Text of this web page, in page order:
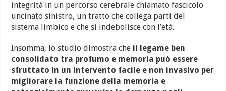
integrità in un percorso cerebrale chiamato fascicolo
uncinato sinistro, un tratto che collega parti del
sistema limbico e che si indebolisce con l’età.
Insomma, lo studio dimostra che il legame ben
consolidato tra profumo e memoria può essere
sfruttato in un intervento facile e non invasivo per
migliorare la funzione della memoria e